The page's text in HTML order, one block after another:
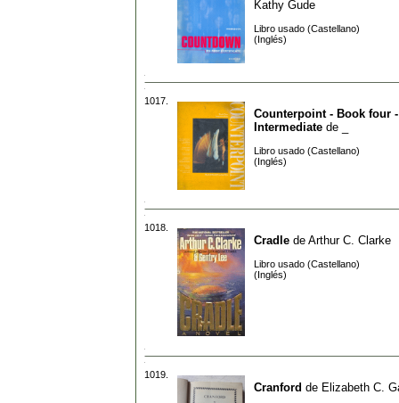
Kathy Gude
Libro usado (Castellano)
(Inglés)
1017.
Counterpoint - Book four -
Intermediate de
Libro usado (Castellano)
(Inglés)
1018.
Cradle de Arthur C. Clarke
Libro usado (Castellano)
(Inglés)
1019.
Cranford de Elizabeth C.